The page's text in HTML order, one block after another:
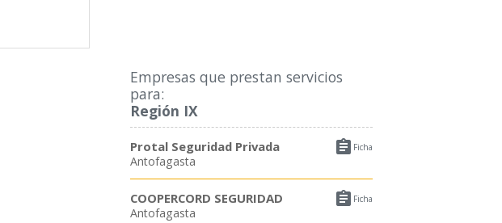
Empresas que prestan servicios
para:
Región IX
 Ficha
Protal Seguridad Privada
Antofagasta
 Ficha
COOPERCORD SEGURIDAD
Antofagasta